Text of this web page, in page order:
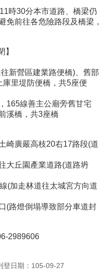
時30分本市道路、橋梁仍
免前往各危險路段及橋梁，
】
新營區建業路便橋)、舊部
里堤防便橋，共5座便
165線善主公廟旁舊甘宅
溪橋，共3座橋
崎廣嚴高枝20右17路段(道
大丘園產業道路(道路坍
(加走林道往太城宮方向道
(路燈倒塌導致部分車道封
2989606
登日期：105-09-27